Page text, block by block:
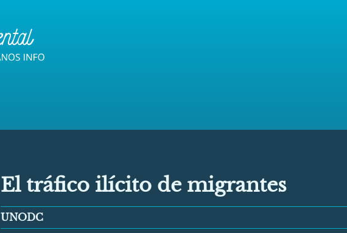
El tráfico ilícito de migrantes
UNODC